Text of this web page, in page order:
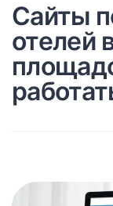
Сайты
отелей